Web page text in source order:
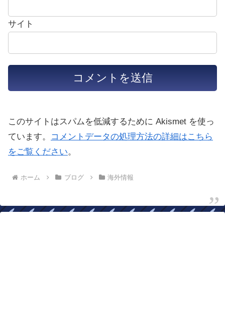
サイト
このサイトはスパムを低減するために Akismet を使っ
ています。
コメントデータの処理方法の詳細はこちら
をご覧ください。
ホーム ブログ 海外情報